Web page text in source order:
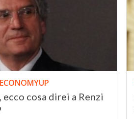
cosa direi a Renzi